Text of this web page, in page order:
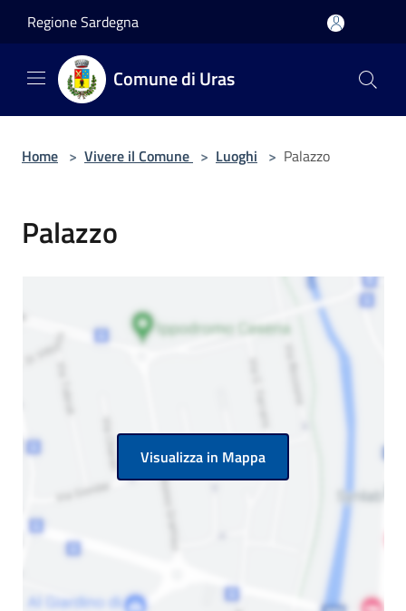
Regione Sardegna
Comune di Uras
Home > Vivere il Comune > Luoghi > Palazzo
Palazzo
Visualizza in Mappa